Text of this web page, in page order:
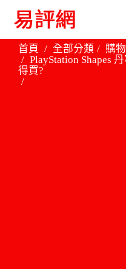
首頁 全部分類
購物
PlayStation Shapes
得買?